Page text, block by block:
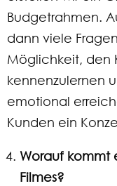
Budgetrahmen.
dann viele
Möglichkeit, den
kennenzulernen
emotional
Kunden ein
Worauf kommt
Filmes?